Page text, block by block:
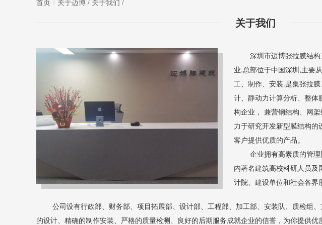
首页 关于迈博 / 关于我们 /
关于我们
深圳市迈博张拉膜结
业,总部位于中国深圳,主要
工、制作、安装.是集张拉
计、静动力计算分析、整
构企业， 兼营钢结构、网
力于研究开发新型膜结构
客户提供优质的产品。
企业拥有高素质的管
内著名建筑高校科研人员
计院、建设单位和社会各界
公司设有行政部、财务部、项目拓展部、设计部、工程部、加工部、安装队、质检组
的设计、精确的制作安装、严格的质量检测、良好的后期服务成就企业的信誉，为你提供